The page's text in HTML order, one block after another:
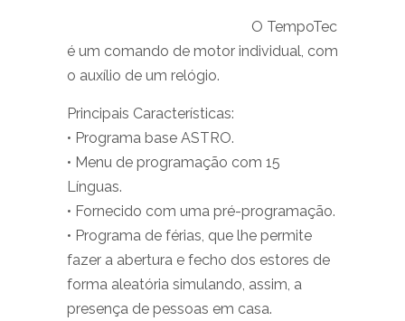
O TempoTec
é um comando de motor individual, com
o auxílio de um relógio.
Principais Características:
• Programa base ASTRO.
• Menu de programação com 15
Línguas.
• Fornecido com uma pré-programação.
• Programa de férias, que lhe permite
fazer a abertura e fecho dos estores de
forma aleatória simulando, assim, a
presença de pessoas em casa.